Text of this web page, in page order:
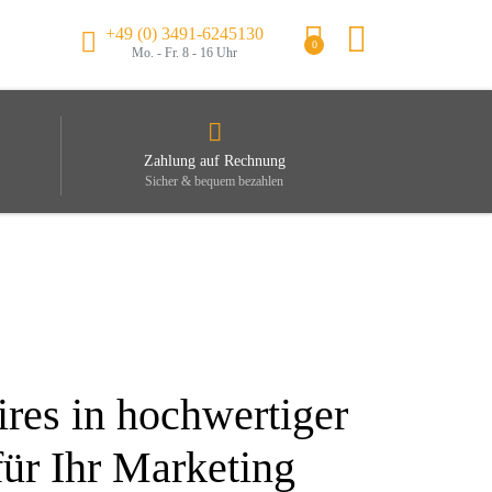
+49 (0) 3491-6245130
Mo. - Fr. 8 - 16 Uhr
0
Zahlung auf Rechnung
Sicher & bequem bezahlen
in hochwertiger
Ihr Marketing